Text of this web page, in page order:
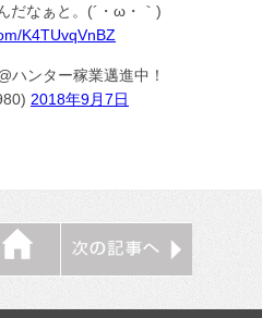
だなぁと。(´・ω・｀)
K4TUvqVnBZ
ンター稼業邁進中！
2018年9月7日